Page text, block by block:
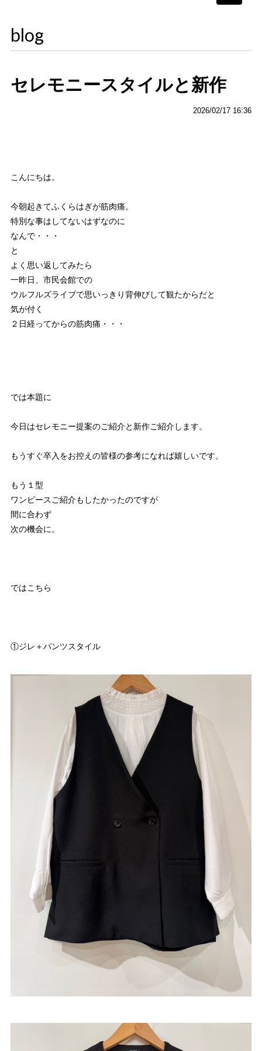
blog
セレモニースタイルと新作
2026/02/17 16:36
こんにちは。
今朝起きてふくらはぎが筋肉痛。
特別な事はしてないはずなのに
なんで・・・
と
よく思い返してみたら
一昨日、市民会館での
ウルフルズライブで思いっきり背伸びして観たからだと
気が付く
２日経ってからの筋肉痛・・・
では本題に
今日はセレモニー提案のご紹介と新作ご紹介します。
もうすぐ卒入をお控えの皆様の参考になれば嬉しいです。
もう１型
ワンピースご紹介もしたかったのですが
間に合わず
次の機会に。
ではこちら
①ジレ＋パンツスタイル